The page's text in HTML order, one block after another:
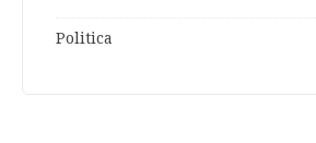
Politica